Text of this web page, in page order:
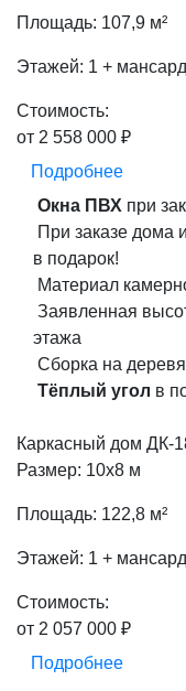
Площадь: 107,9 м²
Этажей: 1 +
Стоимость:
от 2 558 000 ₽
Подробнее
Окна ПВХ при
При заказе дома
в подарок!
Материал
Заявленная
этажа
Сборка на
Тёплый угол в
Каркасный дом ДК-
Размер: 10х8 м
Площадь: 122,8 м²
Этажей: 1 +
Стоимость:
от 2 057 000 ₽
Подробнее